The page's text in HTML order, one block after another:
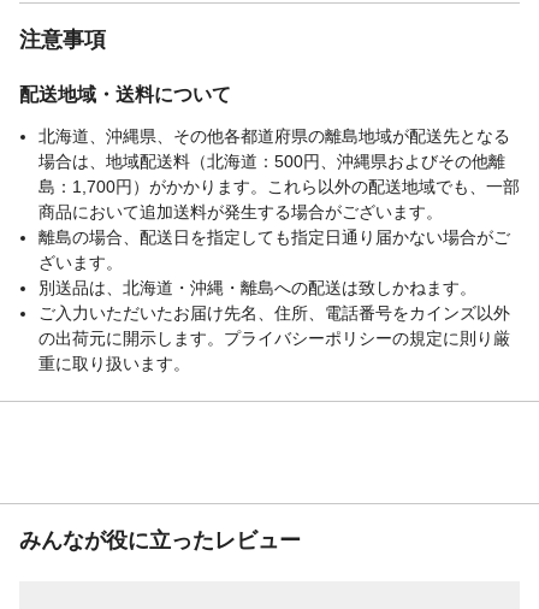
注意事項
配送地域・送料について
北海道、沖縄県、その他各都道府県の離島地域が配送先となる
場合は、地域配送料（北海道：500円、沖縄県およびその他離
島：1,700円）がかかります。これら以外の配送地域でも、一部
商品において追加送料が発生する場合がございます。
離島の場合、配送日を指定しても指定日通り届かない場合がご
ざいます。
別送品は、北海道・沖縄・離島への配送は致しかねます。
ご入力いただいたお届け先名、住所、電話番号をカインズ以外
の出荷元に開示します。プライバシーポリシーの規定に則り厳
重に取り扱います。
みんなが役に立ったレビュー